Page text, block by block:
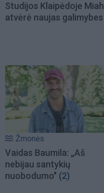
Studijos Klaipėdoje Miah
atvėrė naujas galimybes
Žmonės
Vaidas Baumila: „Aš
nebijau santykių
nuobodumo" (2)